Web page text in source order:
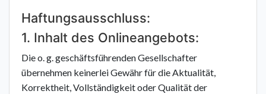
Haftungsausschluss:
1. Inhalt des Onlineangebots:
Die o. g. geschäftsführenden Gesellschafter
übernehmen keinerlei Gewähr für die Aktualität,
Korrektheit, Vollständigkeit oder Qualität der